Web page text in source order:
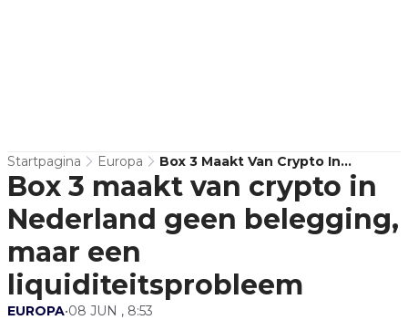
Startpagina Europa
Box 3 Maakt Van Crypto In
Nederland Geen Belegging, Maar
Een Liquiditeitsprobleem
Box 3 maakt van crypto in
Nederland geen belegging,
maar een
liquiditeitsprobleem
EUROPA•08 JUN , 8:53